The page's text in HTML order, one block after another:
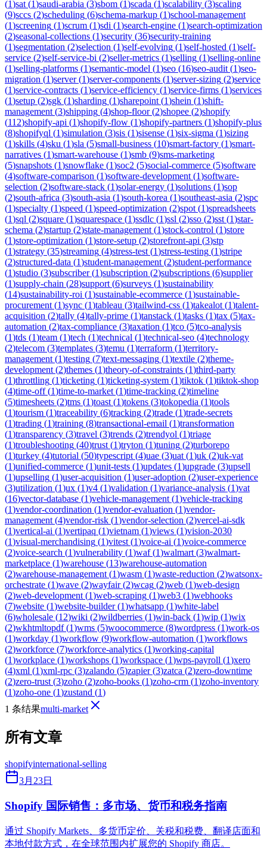
(1)sat (1)saudi-arabia (3)sbom (1)scada (1)scalability (3)scaling
(9)sccs (2)scheduling (6)schema-markup (1)school-management
(1)screening (1)scrum (1)sdi (1)search-engine (1)search-optimization
(2)seasonal-collections (1)security (36)security-training
(1)segmentation (2)selection (1)self-evolving (1)self-hosted (1)self-
service (2)self-service-bi (2)seller-metrics (1)selling (1)selling-online
(1)selling-platforms (1)semantic-model (1)seo (16)seo-audit (1)seo-
migration (1)server(1)server-components (1)server-sizing (2)service
(1)service-contracts (1)service-efficiency (1)service-firms (1)services
(1)setup (2)sgk (1)sharding (1)sharepoint (1)shein (1)shift-
management (3)shipping (4)shop-floor(2)shopee (2)shopify
(112)shopify-api (1)shopify-flow (1)shopify-partners (1)shopify-plus
(8)shopifyql (1)simulation (3)sis (1)sisense (1)six-sigma (1)sizing
(1)skills (4)sku (1)sla (5)small-business (10)smart-factory (1)smart-
narratives (1)smart-warehouse (1)smb (9)sms-marketing
(5)snapshots (1)snowflake (1)soc2 (5)social-commerce (5)software
(4)software-comparison (1)software-development (1)software-
selection (2)software-stack (1)solar-energy (1)solutions (1)sop
(2)south-africa (3)south-asia (1)south-korea (1)southeast-asia (2)spc
(1)specialty (1)speed (1)speed-optimization (2)spot (1)spreadsheets
(1)sql (2)square (1)squarespace (1)ssdlc (1)ssl (2)sso (2)sst (1)star-
schema (2)startup (2)state-management (1)stock-control (1)store
(1)store-optimization (1)store-setup (2)storefront-api (3)stp
(1)strategy (35)streaming (4)stress-test (1)stress-testing (1)stripe
(2)structured-data (1)student-management (2)student-performance
(1)studio (3)subscriber(1)subscription (2)subscriptions (6)supplier
(1)supply-chain (28)support (6)surveys (1)sustainability
(14)sustainability-roi (1)sustainable-ecommerce (1)sustainable-
procurement (1)sync (1)tableau (3)tailwind-css (1)takealot (1)talent-
acquisition (2)tally (4)tally-prime (1)tanstack (1)tasks (1)tax (5)tax-
automation (2)tax-compliance (3)taxation (1)tco (5)tco-analysis
(1)tds (1)team (1)tech (1)technical (1)technical-seo (4)technology
(2)telecom (3)templates (3)temu (1)terraform (1)territory-
management (1)testing (7)text-messaging (1)textile (2)theme-
development (2)themes (1)theory-of-constraints (1)third-party
(1)throttling (1)ticketing (1)ticketing-system (1)tiktok (1)tiktok-shop
(4)time-off(1)time-to-market (1)time-tracking (2)timeline
(5)timesheets (2)tms (1)toast (1)tokens (3)tokopedia (1)tools
(1)tourism (1)traceability (6)tracking (2)trade (1)trade-secrets
(1)trading (1)training (8)transactional-email (1)transformation
(1)transparency (3)travel (3)trends (2)trendyol (1)triage
(1)troubleshooting (40)trust (1)tryton (1)tuning (2)turborepo
(1)turkey (4)tutorial (50)typescript (4)uae (3)uat (1)uk (2)uk-vat
(1)unified-commerce (1)unit-tests (1)updates (1)upgrade (3)upsell
(1)upselling (1)user-acquisition (1)user-adoption (2)user-experience
(3)utilization (1)ux (1)v4 (1)validation (1)variance-analysis (1)vat
(16)vector-database (1)vehicle-management (1)vehicle-tracking
(1)vendor-coordination (1)vendor-evaluation (1)vendor-
management (4)vendor-risk (1)vendor-selection (2)vercel-ai-sdk
(1)vertical-ai (1)vertipaq (1)vietnam (1)views (1)vision-2030
(1)visual-merchandising (1)vitest (1)voice-ai (1)voice-commerce
(2)voice-search (1)vulnerability (1)waf(1)walmart (3)walmart-
marketplace (1)warehouse (13)warehouse-automation
(2)warehouse-management (1)wasm (1)waste-reduction (2)watsonx-
orchestrate (1)wave (2)wayfair(2)wcag (2)web (1)web-design
(2)web-development (1)web-scraping (1)web3 (1)webhooks
(7)website (1)website-builder(1)whatsapp (1)white-label
(6)wholesale (12)wiki (2)wildberries (1)win-back (1)wip (1)wix
(2)wkhtmltopdf(1)wms (5)woocommerce (8)wordpress (1)work-os
(1)workday (1)workflow (9)workflow-automation (1)workflows
(2)workforce (7)workforce-analytics (1)working-capital
(1)workplace (1)workshops (1)workspace (1)wps-payroll (1)xero
(4)xml (1)xml-rpc (3)zalando (5)zapier(3)zatca (2)zero-downtime
(2)zero-trust (3)zoho (2)zoho-books (1)zoho-crm (1)zoho-inventory
(1)zoho-one (1)zustand (1)
1 条结果multi-market
所有文章
shopifyinternational-selling
3月23日
Shopify 国际销售：多市场、货币和税务指南
通过 Shopify Markets、多货币定价、关税和税费、翻译店面和
本地付款方式，在全球范围内扩展您的 Shopify 商店。